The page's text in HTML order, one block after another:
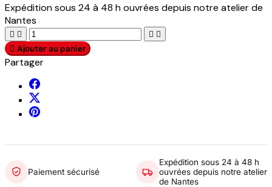
Expédition sous 24 à 48 h ouvrées depuis notre atelier de
Nantes
   
 Ajouter au panier
Partager
Paiement sécurisé
Expédition sous 24 à 48 h
ouvrées depuis notre atelier
de Nantes